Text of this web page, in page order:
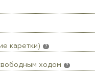
каретки) ?
ходом ?